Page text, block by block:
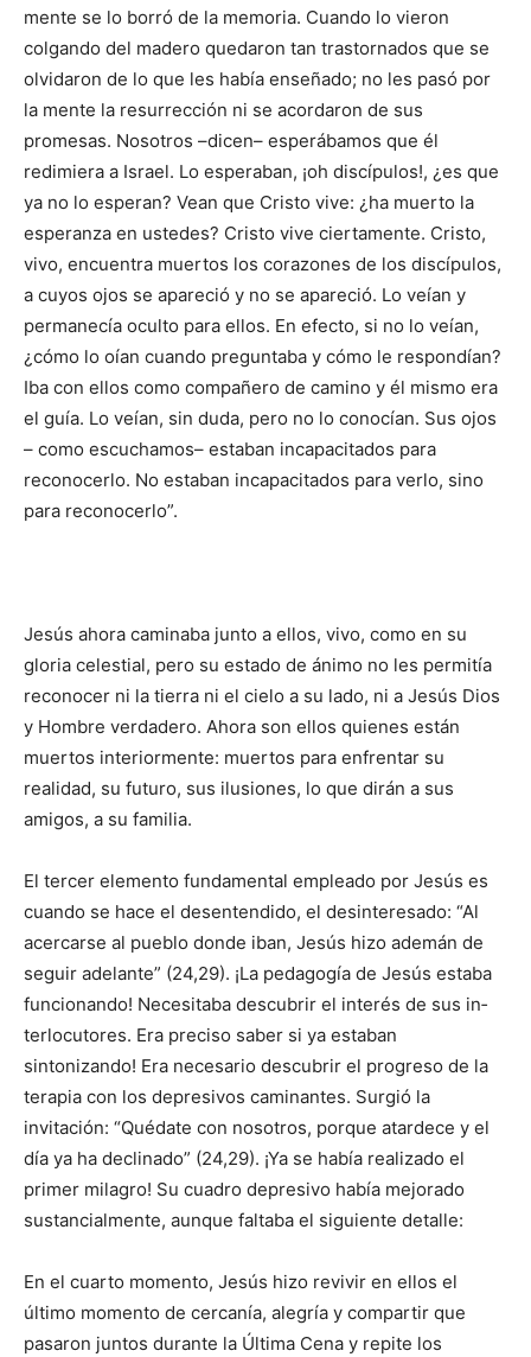
mente se lo borró de la memoria. Cuando lo vieron
colgando del madero quedaron tan trastornados que se
olvidaron de lo que les había enseñado; no les pasó por
la mente la resurrección ni se acordaron de sus
promesas. Nosotros –dicen– esperábamos que él
redimiera a Israel. Lo esperaban, ¡oh discípulos!, ¿es que
ya no lo esperan? Vean que Cristo vive: ¿ha muerto la
esperanza en ustedes? Cristo vive ciertamente. Cristo,
vivo, encuentra muertos los corazones de los discípulos,
a cuyos ojos se apareció y no se apareció. Lo veían y
permanecía oculto para ellos. En efecto, si no lo veían,
¿cómo lo oían cuando preguntaba y cómo le respondían?
Iba con ellos como compañero de camino y él mismo era
el guía. Lo veían, sin duda, pero no lo conocían. Sus ojos
– como escuchamos– estaban incapacitados para
reconocerlo. No estaban incapacitados para verlo, sino
para reconocerlo”.
Jesús ahora caminaba junto a ellos, vivo, como en su
gloria celestial, pero su estado de ánimo no les permitía
reconocer ni la tierra ni el cielo a su lado, ni a Jesús Dios
y Hombre verdadero. Ahora son ellos quienes están
muertos interiormen­te: muertos para enfrentar su
realidad, su futuro, sus ilusiones, lo que dirán a sus
amigos, a su familia.
El tercer elemento fundamental empleado por Jesús es
cuando se hace el desentendido, el desintere­sado: “Al
acercarse al pueblo donde iban, Jesús hizo ademán de
seguir adelante” (24,29). ¡La pedagogía de Jesús estaba
funcionando! Necesi­taba descubrir el interés de sus in­
terlocutores. Era preciso saber si ya estaban
sintonizando! Era necesario descubrir el progreso de la
terapia con los depresivos caminantes. Sur­gió la
invitación: “Quédate con nosotros, porque atardece y el
día ya ha declinado” (24,29). ¡Ya se había realizado el
primer milagro! Su cuadro depresivo había mejorado
sustancialmente, aunque faltaba el siguiente detalle:
En el cuarto momento, Jesús hizo revivir en ellos el
último momento de cercanía, alegría y compartir que
pasaron juntos durante la Última Cena y repite los